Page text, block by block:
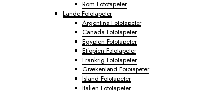
Rom Fototapeter
Lande Fototapeter
Argentina Fototapeter
Canada Fototapeter
Egypten Fototapeter
Etiopien Fototapeter
Frankrig Fototapeter
Grækenland Fototapeter
Island Fototapeter
Italien Fototapeter